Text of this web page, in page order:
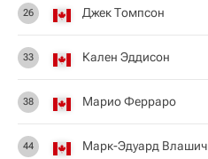
26 Джек Томпсон
33 Кален Эддисон
38 Марио Ферраро
44 Марк-Эдуард Влашич